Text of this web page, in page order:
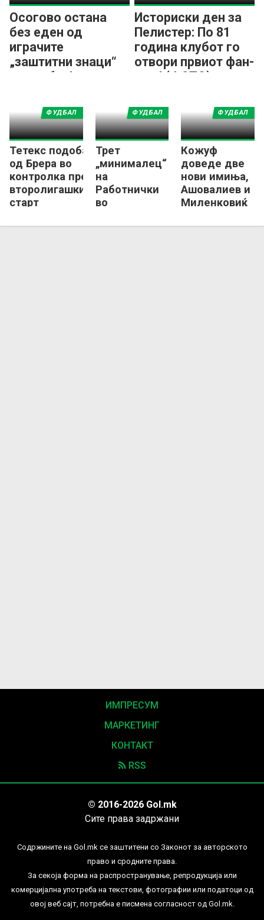
Осогово остана
без еден од
играчите
„заштитни знаци“
на клубот!
Историски ден за
Пелистер: По 81
година клубот го
отвори првиот фан-
шоп! (ФОТО)
Тетекс подобар
од Брера во
контролка пред
второлигашкиот
старт
ФУДБАЛ
Трет
„минималец“
на
Работнички
во
ФУДБАЛ
Кожуф
доведе две
нови имиња,
Ашовалиев и
Миленковиќ
во Гевгелија
ФУДБАЛ
ИМПРЕСУМ
МАРКЕТИНГ
КОНТАКТ
RSS
© 2016-2026 Gol.mk
Сите права задржани
Содржините на Gol.mk се заштитени со Законот за авторското
право и сродните права.
За секоја форма на распространување, репродукција или
комерцијална употреба на текстови, фотографии или податоци од
овој веб сајт, потребна е писмена согласност од Gol.mk.